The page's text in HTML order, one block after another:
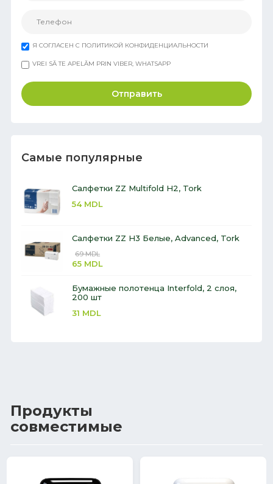
Я СОГЛАСЕН С ПОЛИТИКОЙ КОНФИДЕНЦИАЛЬНОСТИ
VREI SĂ TE APELĂM PRIN VIBER, WHATSAPP
Отправить
Самые популярные
Салфетки ZZ Multifold H2, Tork
54 MDL
Салфетки ZZ H3 Белые, Advanced, Tork
69MDL
65 MDL
Бумажные полотенца Interfold, 2 слоя,
200 шт
31 MDL
Продукты
совместимые